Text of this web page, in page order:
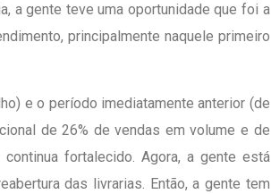
a gente teve uma oportunidade que foi a
principalmente naquele primeiro
e o período imediatamente anterior (de
de 26% de vendas em volume e de
fortalecido. Agora, a gente está
das livrarias. Então, a gente tem